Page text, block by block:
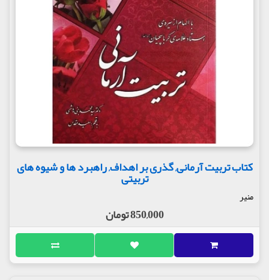
کتاب تربیت آرمانی, گذری بر اهداف, راهبرد ها و شیوه های
تربیتی
منیر
850,000 تومان